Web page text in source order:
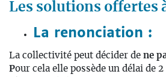
Les solutions offertes
La renonciation :
La collectivité peut décider de ne
Pour cela elle possède un délai de